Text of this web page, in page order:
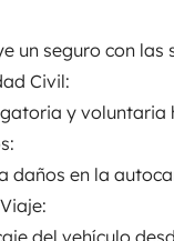
un seguro con
Civil:
y
daños en la
del vehículo
Pannenhilfe
Garantierte
Unser Team hilft dir
Alternativen sollte